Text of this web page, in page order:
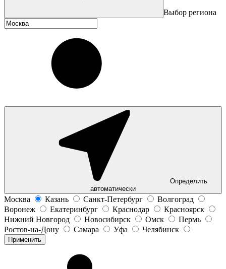
Выбор региона
Определить
автоматически
Москва Казань Санкт-Петербург
Волгоград
Воронеж
Екатеринбург Краснодар
Красноярск
Нижний Новгород
Новосибирск Омск
Пермь
Ростов-на-Дону
Самара Уфа Челябинск
Применить